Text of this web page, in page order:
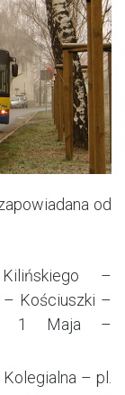
od
–
– Kościuszki –
– 1 Maja –
– pl.